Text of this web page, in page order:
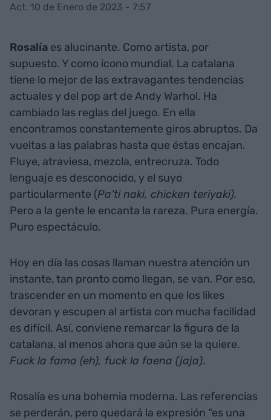
Act. 10 de Enero de 2023 - 7:57
Rosalía es alucinante. Como artista, por
supuesto. Y como icono mundial. La catalana
tiene lo mejor de las extravagantes tendencias
actuales y del pop art de Andy Warhol. Ha
cambiado las reglas del juego. En ella
encontramos constantemente giros abruptos. Da
vueltas a las palabras hasta que éstas encajan.
Fluye, atraviesa, mezcla, entrecruza. Todo
lenguaje es desconocido, y el suyo
particularmente (Pa’ti naki, chicken teriyaki).
Pero a la gente le encanta la rareza. Pura energía.
Puro espectáculo.
Hoy en día las cosas llaman nuestra atención un
instante, tan pronto como llegan, se van. Por eso,
trascender en un momento en que los likes
devoran y escupen al artista con mucha facilidad
es difícil. Así, conviene remarcar la figura de la
catalana, al menos ahora que aún se la quiere.
Fuck la fama (eh), fuck la faena (jaja).
Rosalía es una bohemia moderna. Las referencias
se perderán, pero quedará la expresión “es una